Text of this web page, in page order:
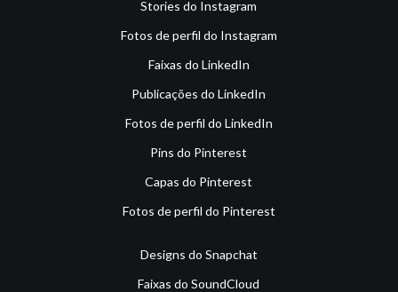
Stories do Instagram
Fotos de perfil do Instagram
Faixas do LinkedIn
Publicações do LinkedIn
Fotos de perfil do LinkedIn
Pins do Pinterest
Capas do Pinterest
Fotos de perfil do Pinterest
Designs do Snapchat
Faixas do SoundCloud